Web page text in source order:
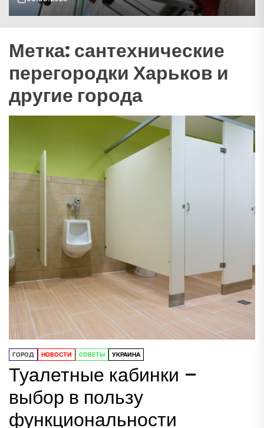
Метка: сантехнические
перегородки Харьков и
другие города
ГОРОД НОВОСТИ СОВЕТЫ УКРАИНА
Туалетные кабинки –
выбор в пользу
функциональности